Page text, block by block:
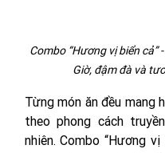
Combo “Hương vị biển
Giờ, đậm đà và
Từng món ăn đều mang
theo phong cách
nhiên. Combo “Hương